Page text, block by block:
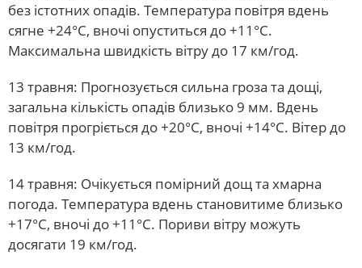
без істотних опадів. Температура повітря вдень
сягне +24°С, вночі опуститься до +11°С.
Максимальна швидкість вітру до 17 км/год.
13 травня: Прогнозується сильна гроза та дощі,
загальна кількість опадів близько 9 мм. Вдень
повітря прогріється до +20°С, вночі +14°С. Вітер до
13 км/год.
14 травня: Очікується помірний дощ та хмарна
погода. Температура вдень становитиме близько
+17°С, вночі до +11°С. Пориви вітру можуть
досягати 19 км/год.